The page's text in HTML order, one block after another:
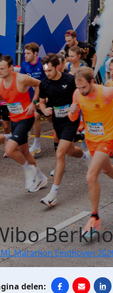
Marathon Eindhoven